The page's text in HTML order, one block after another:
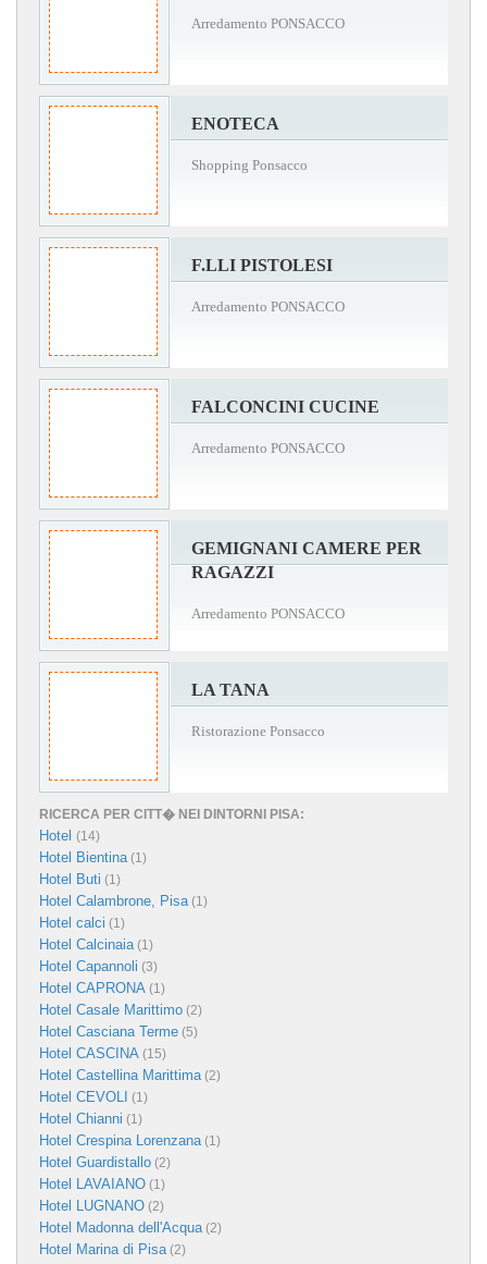
Arredamento PONSACCO
ENOTECA
Shopping Ponsacco
F.LLI PISTOLESI
Arredamento PONSACCO
FALCONCINI CUCINE
Arredamento PONSACCO
GEMIGNANI CAMERE PER
RAGAZZI
Arredamento PONSACCO
LA TANA
Ristorazione Ponsacco
RICERCA PER CITT� NEI DINTORNI PISA:
Hotel (14)
Hotel Bientina(1)
Hotel Buti (1)
Hotel Calambrone, Pisa(1)
Hotel calci (1)
Hotel Calcinaia(1)
Hotel Capannoli (3)
Hotel CAPRONA (1)
Hotel Casale Marittimo (2)
Hotel Casciana Terme (5)
Hotel CASCINA (15)
Hotel Castellina Marittima(2)
Hotel CEVOLI (1)
Hotel Chianni (1)
Hotel Crespina Lorenzana(1)
Hotel Guardistallo (2)
Hotel LAVAIANO (1)
Hotel LUGNANO (2)
Hotel Madonna dell'Acqua(2)
Hotel Marina di Pisa(2)